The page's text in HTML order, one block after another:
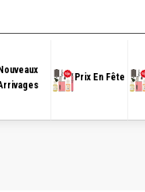
Prix En Fête